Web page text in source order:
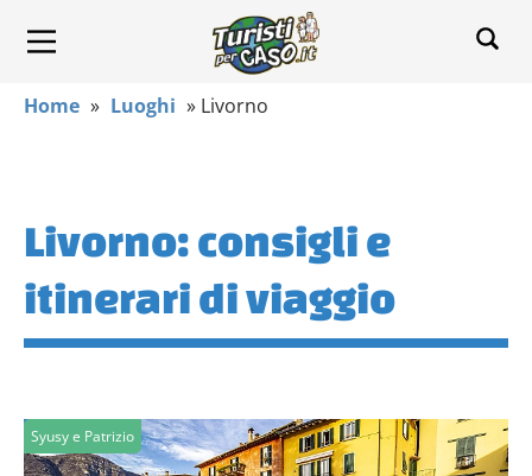
Home » Luoghi » Livorno
Livorno: consigli e
itinerari di viaggio
Syusy e Patrizio